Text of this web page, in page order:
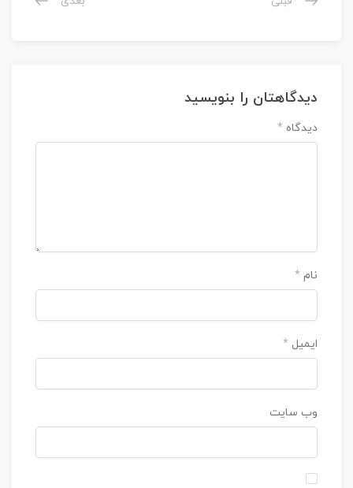
دیدگاهتان را بنویسید
دیدگاه *
نام *
ایمیل *
وب‌ سایت